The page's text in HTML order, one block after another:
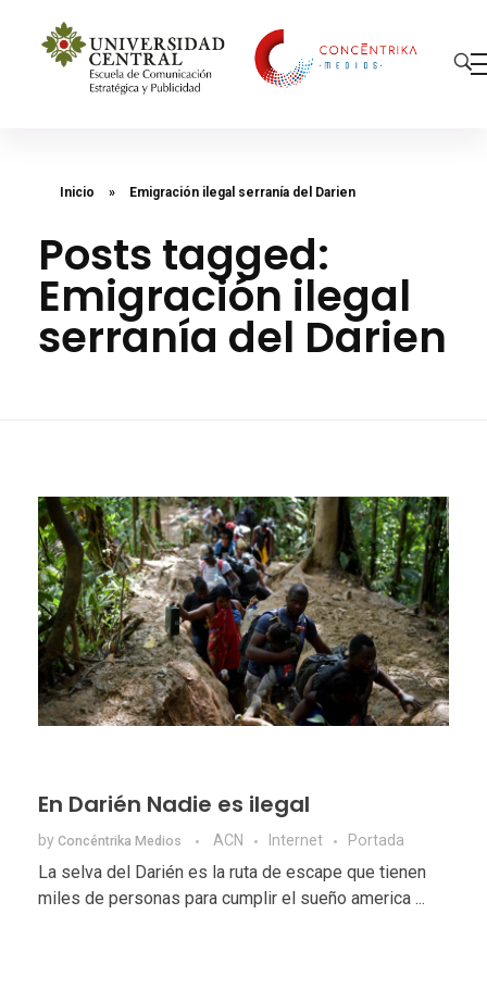
Inicio » Emigración ilegal serranía del Darien
Posts tagged:
Emigración ilegal
serranía del Darien
En Darién Nadie es ilegal
by Concéntrika Medios ACN Internet Portada
La selva del Darién es la ruta de escape que tienen
miles de personas para cumplir el sueño america ...